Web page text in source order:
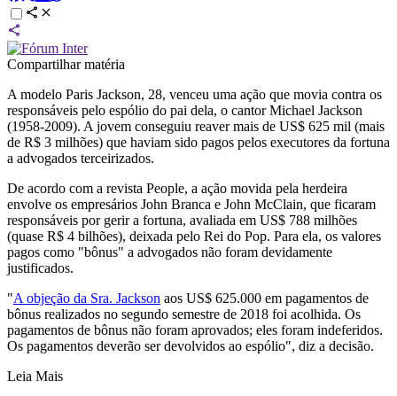
Compartilhar matéria
A modelo Paris Jackson, 28, venceu uma ação que movia contra os
responsáveis pelo espólio do pai dela, o cantor Michael Jackson
(1958-2009). A jovem conseguiu reaver mais de US$ 625 mil (mais
de R$ 3 milhões) que haviam sido pagos pelos executores da fortuna
a advogados terceirizados.
De acordo com a revista People, a ação movida pela herdeira
envolve os empresários John Branca e John McClain, que ficaram
responsáveis por gerir a fortuna, avaliada em US$ 788 milhões
(quase R$ 4 bilhões), deixada pelo Rei do Pop. Para ela, os valores
pagos como "bônus" a advogados não foram devidamente
justificados.
"A objeção da Sra. Jackson aos US$ 625.000 em pagamentos de
bônus realizados no segundo semestre de 2018 foi acolhida. Os
pagamentos de bônus não foram aprovados; eles foram indeferidos.
Os pagamentos deverão ser devolvidos ao espólio", diz a decisão.
Leia Mais